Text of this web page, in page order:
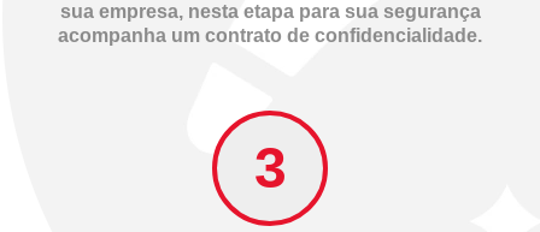
sua empresa, nesta etapa para sua segurança
acompanha um contrato de confidencialidade.